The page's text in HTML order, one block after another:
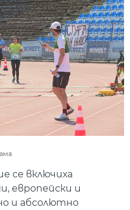
се включиха
европейски и
и абсолютно